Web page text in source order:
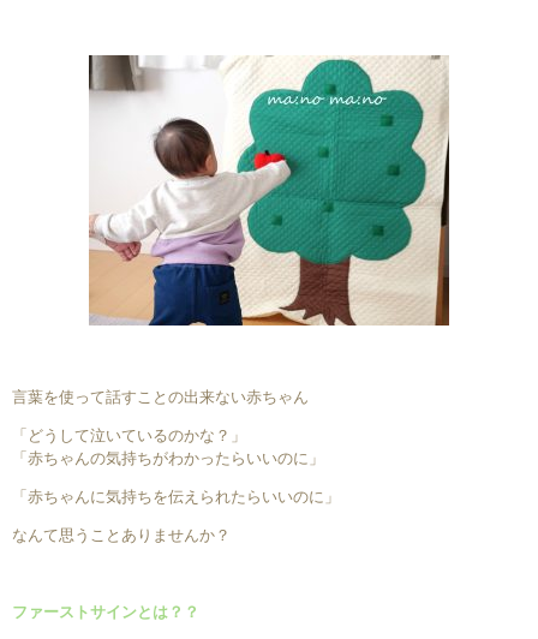
言葉を使って話すことの出来ない赤ちゃん
「どうして泣いているのかな？」
「赤ちゃんの気持ちがわかったらいいのに」
「赤ちゃんに気持ちを伝えられたらいいのに」
なんて思うことありませんか？
ファーストサインとは？？